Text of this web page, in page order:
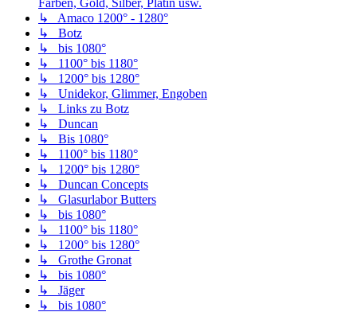
↳ Amaco 1200° - 1280°
↳ Botz
↳ bis 1080°
↳ 1100° bis 1180°
↳ 1200° bis 1280°
↳ Unidekor, Glimmer, Engoben
↳ Links zu Botz
↳ Duncan
↳ Bis 1080°
↳ 1100° bis 1180°
↳ 1200° bis 1280°
↳ Duncan Concepts
↳ Glasurlabor Butters
↳ bis 1080°
↳ 1100° bis 1180°
↳ 1200° bis 1280°
↳ Grothe Gronat
↳ bis 1080°
↳ Jäger
↳ bis 1080°